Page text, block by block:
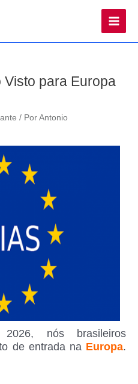
Main
para Europa
/ Por Antonio
nós brasileiros
de entrada na Europa.